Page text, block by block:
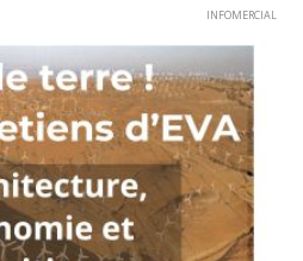
INFOMERCIAL